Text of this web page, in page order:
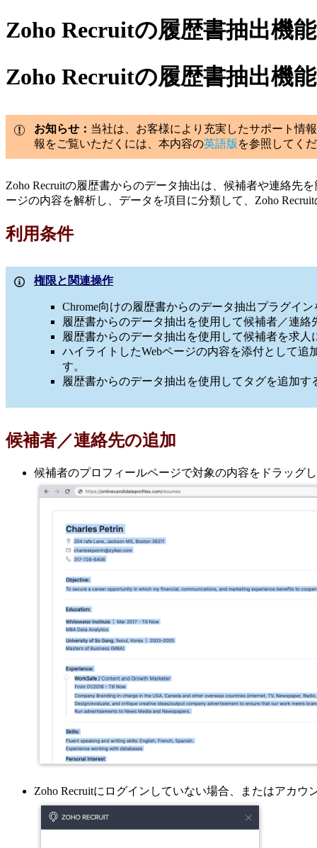
Zoho Recruitの履歴書抽出機能
Zoho Recruitの履歴書抽出機能
お知らせ： 当社は、お客様により充実したサポート情
報をご覧いただくには、本内容の英語版 を参照してく
Zoho Recruitの履歴書からのデータ抽出は、候補者や連絡先
ージの内容を解析し、データを項目に分類して、Zoho
利用条件
権限と関連操作
Chrome向けの履歴書からのデータ抽出プラグイ
履歴書からのデータ抽出を使用して候補者／連
履歴書からのデータ抽出を使用して候補者を求人
ハイライトしたWebページの内容を添付として追
す。
履歴書からのデータ抽出を使用してタグを追加す
候補者／連絡先の追加
候補者のプロフィールページで対象の内容をドラッグ
Zoho Recruitにログインしていない場合、またはアカ